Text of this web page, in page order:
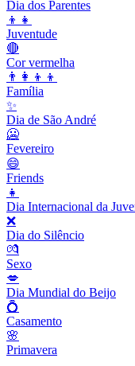
Dia dos Parentes
👦👧
Juventude
🔴
Cor vermelha
👨‍👩‍👦‍👦
Família
✨
Dia de São André
🥶
Fevereiro
😄
Friends
👧
Dia Internacional da
❌
Dia do Silêncio
💏
Sexo
💋
Dia Mundial do Beijo
💍
Casamento
🌸
Primavera